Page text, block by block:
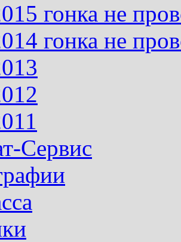
гонка не
гонка не
Сервис